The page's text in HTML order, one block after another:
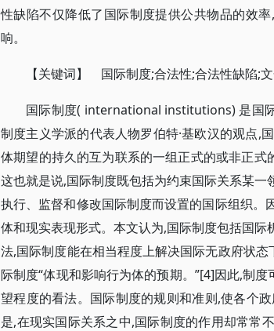
性缺陷不仅降低了国际制度提供公共物品的效
响。
【关键词】 国际制度;合法性;合法性缺陷;
国际制度( international institutions) 是国
制度主义学派的代表人物罗伯特·基欧汉的观点,
体期望的持久的互为联系的一组正式的或非正式
这也就是说,国际制度既包括为约束国际关系某
执行、监督和修改国际制度而设置的国际组织
体和现实表现形式。本文认为,国际制度包括国
法,国际制度能在相当程度上解决国际无政府状
际制度“体现和影响行为体的预期。”[4]因此,制
望程度的看法。国际制度的规则和准则,使各个
是,在现实国际关系之中,国际制度的作用却常常